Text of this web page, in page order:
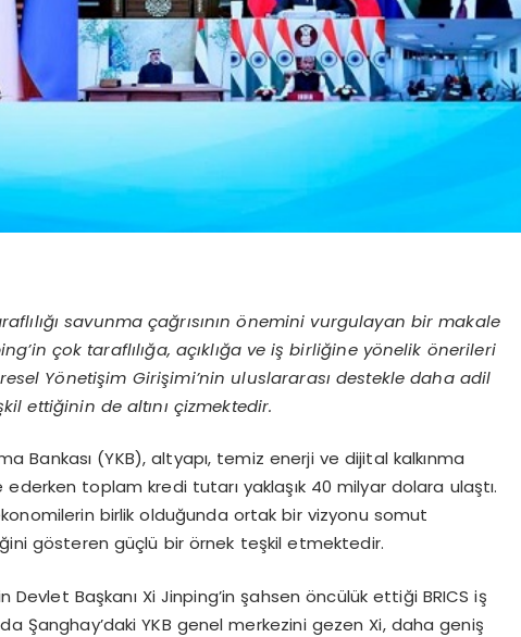
savunma çağrısının önemini vurgulayan bir makale
çok taraflılığa, açıklığa ve iş birliğine yönelik önerileri
Yönetişim Girişimi’nin uluslararası destekle daha adil
ettiğinin de altını çizmektedir.
Bankası (YKB), altyapı, temiz enerji ve dijital kalkınma
toplam kredi tutarı yaklaşık 40 milyar dolara ulaştı.
birlik olduğunda ortak bir vizyonu somut
gösteren güçlü bir örnek teşkil etmektedir.
Başkanı Xi Jinping’in şahsen öncülük ettiği BRICS iş
Şanghay’daki YKB genel merkezini gezen Xi, daha geniş